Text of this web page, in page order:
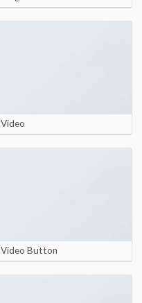
Video
Video Button